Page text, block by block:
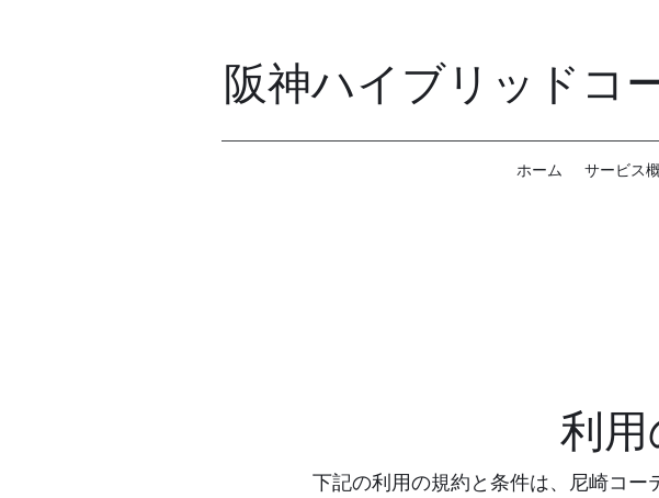
阪神ハイブリッドコ
ホーム サービス
利
下記の利用の規約と条件は、尼崎コ